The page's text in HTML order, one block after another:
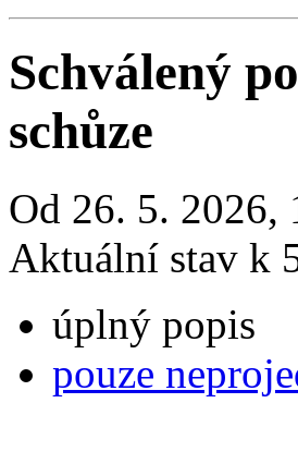
Schválený
schůze
Od 26. 5. 2026,
Aktuální stav k
úplný popis
pouze